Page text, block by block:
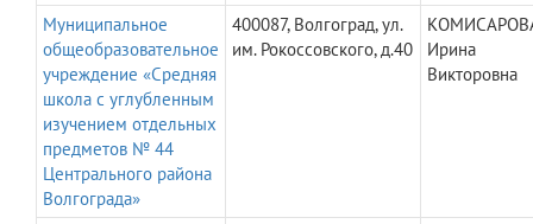
Муниципальное
общеобразовательное
учреждение «Средняя
школа с углубленным
изучением отдельных
предметов № 44
Центрального района
Волгограда»
400087, Волгоград, ул.
им. Рокоссовского, д.40
Ирина
Викторовна